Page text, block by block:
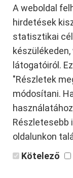
Mobilgarázs Siófok|
Csibrák|Csikóstőttős|
Kaposszekcső | Kocsola|
Zamárdi | Balatonszárszó
Balatonszemes|
Gyönk|Simontornya |
Koppányszántó|
Nagyszokoly
| | Pári
Udvari | Újireg | Varsád|
A weboldal
hirdetések
statisztikai
látogatóiról.
"Részletek
módosítani.
Részletesebb
oldalunkon
Kötelező